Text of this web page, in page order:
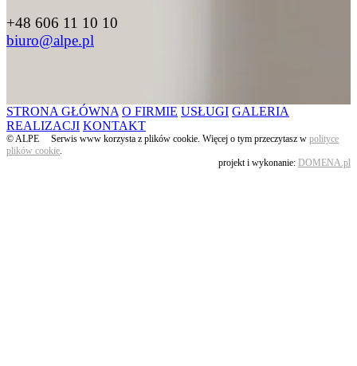
+48 606 11 10 10
biuro@alpe.pl
STRONA GŁÓWNA O FIRMIE USŁUGI GALERIA
REALIZACJI KONTAKT
© ALPE Serwis www korzysta z plików cookie. Więcej o tym przeczytasz w polityce
plików cookie
projekt i wykonanie: DOMENA.pl